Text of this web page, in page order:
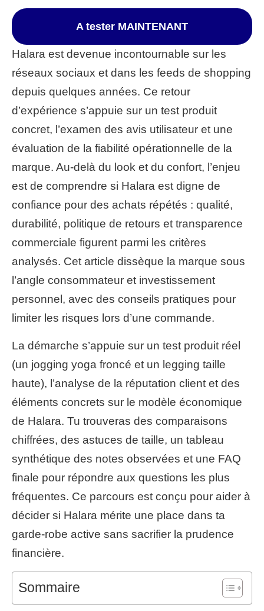
A tester MAINTENANT
Halara est devenue incontournable sur les
réseaux sociaux et dans les feeds de shopping
depuis quelques années. Ce retour
d’expérience s’appuie sur un test produit
concret, l’examen des avis utilisateur et une
évaluation de la fiabilité opérationnelle de la
marque. Au-delà du look et du confort, l’enjeu
est de comprendre si Halara est digne de
confiance pour des achats répétés : qualité,
durabilité, politique de retours et transparence
commerciale figurent parmi les critères
analysés. Cet article dissèque la marque sous
l’angle consommateur et investissement
personnel, avec des conseils pratiques pour
limiter les risques lors d’une commande.
La démarche s’appuie sur un test produit réel
(un jogging yoga froncé et un legging taille
haute), l’analyse de la réputation client et des
éléments concrets sur le modèle économique
de Halara. Tu trouveras des comparaisons
chiffrées, des astuces de taille, un tableau
synthétique des notes observées et une FAQ
finale pour répondre aux questions les plus
fréquentes. Ce parcours est conçu pour aider à
décider si Halara mérite une place dans ta
garde-robe active sans sacrifier la prudence
financière.
Sommaire